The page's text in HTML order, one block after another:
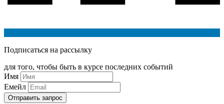
Подписаться на рассылку
для того, чтобы быть в курсе последних событий
Имя
Емейл